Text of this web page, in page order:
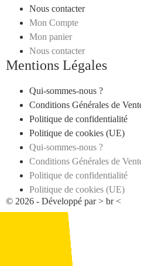
Nous contacter
Mon Compte
Mon panier
Nous contacter
Mentions Légales
Qui-sommes-nous ?
Conditions Générales de
Politique de confidentialité
Politique de cookies (UE)
Qui-sommes-nous ?
Conditions Générales de
Politique de confidentialité
Politique de cookies (UE)
© 2026 - Développé par > br <